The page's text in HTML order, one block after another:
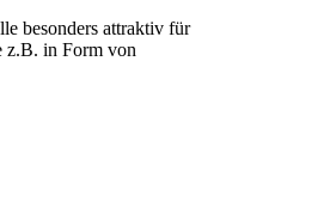
besonders attraktiv für
z.B. in Form von